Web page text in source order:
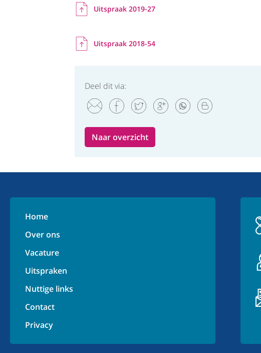
Uitspraak 2019-27
Uitspraak 2018-54
Deel dit via:
Naar overzicht
Home
Over ons
Vacature
Uitspraken
Nuttige links
Contact
Privacy